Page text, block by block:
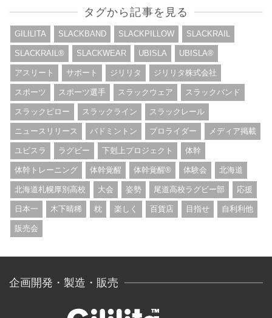
タグから記事を見る
GILILITA SLACKBAND SLACKPILLOW SLACKRAIL
SLACKRAIL®︎ SLACKWEAR UBISLA UBISLA®︎
アスリート サポート ジリリタ ジリリタ株式会社
スポーツ スポーツ選手 スラックウェア スラックバンド
スラックピロー スラックライン スラックレール
ニュースリリース バドミントン プロライダー メディア掲載
ユビスラ ラグビー 下剋上プロジェクト 体幹
体幹トレーニング 体幹覚醒 体幹覚醒®︎ 体験会 北海道
北海道札幌厚別高校 大会 姿勢 尾道高校ラグビー部 応援
日本一 木下晴稀 枕 楽しく 百貨店 目指せ 自利利他
販売会
企画開発・製造・販売